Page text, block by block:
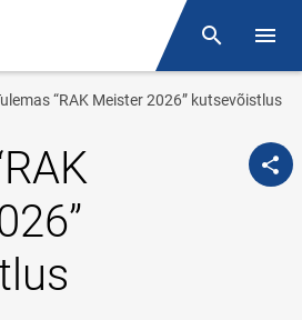
Otsing
“RAK Meister 2026” kutsevõistlus